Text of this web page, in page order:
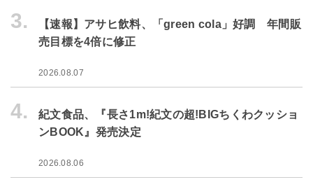
3.
【速報】アサヒ飲料、「green cola」好調 年間販
売目標を4倍に修正
2026.08.07
4.
紀文食品、『長さ1m!紀文の超!BIGちくわクッショ
ンBOOK』発売決定
2026.08.06